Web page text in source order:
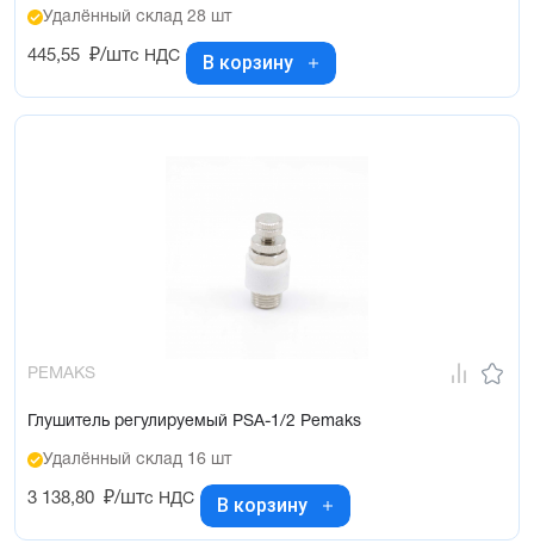
Удалённый склад 28 шт
445,55 ₽/штс НДС В корзину
PEMAKS
Глушитель регулируемый PSA-1/2 Pemaks
Удалённый склад 16 шт
3 138,80 ₽/штс НДС В корзину